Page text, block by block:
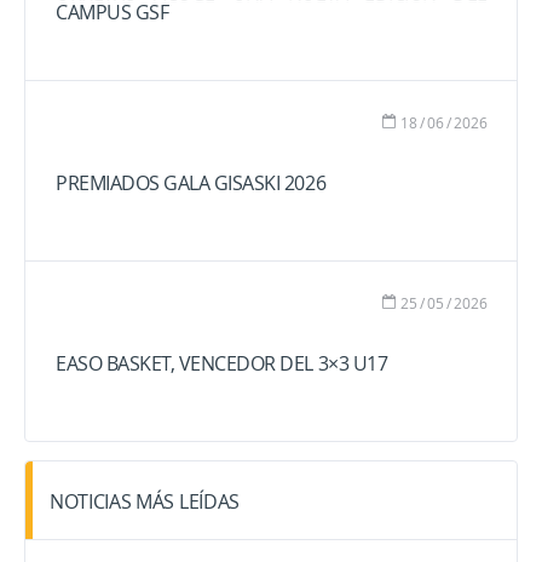
CAMPUS GSF
18/06/2026
PREMIADOS GALA GISASKI 2026
25/05/2026
EASO BASKET, VENCEDOR DEL 3×3 U17
NOTICIAS MÁS LEÍDAS